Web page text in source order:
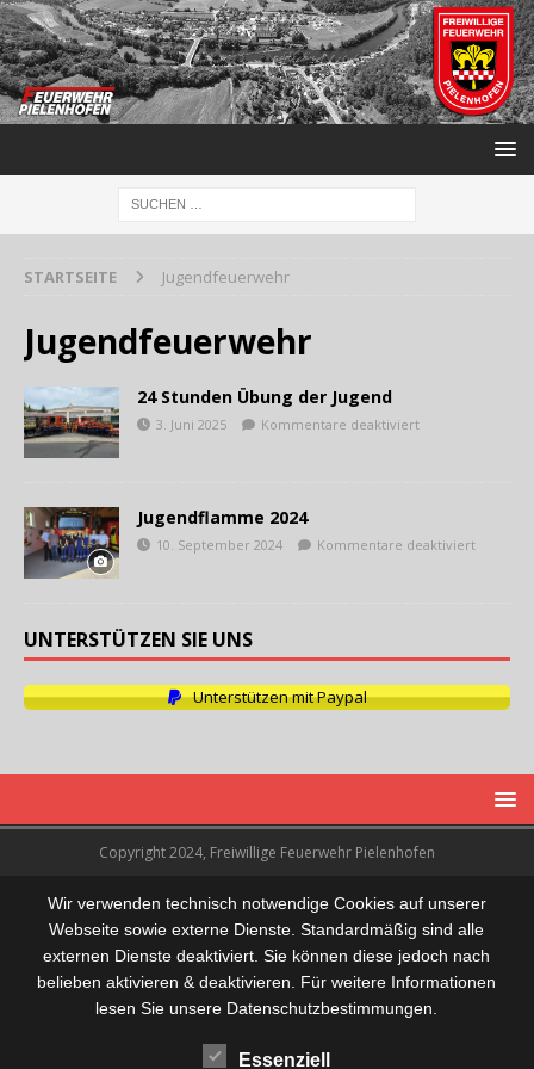
STARTSEITE Jugendfeuerwehr
Jugendfeuerwehr
24 Stunden Übung der Jugend
3. Juni 2025 Kommentare deaktiviert
Jugendflamme 2024
10. September 2024 Kommentare deaktiviert
UNTERSTÜTZEN SIE UNS
Unterstützen mit Paypal
Copyright 2024, Freiwillige Feuerwehr Pielenhofen
Wir verwenden technisch notwendige Cookies auf unserer
Webseite sowie externe Dienste. Standardmäßig sind alle
externen Dienste deaktiviert. Sie können diese jedoch nach
belieben aktivieren & deaktivieren. Für weitere Informationen
lesen Sie unsere Datenschutzbestimmungen.
Essenziell